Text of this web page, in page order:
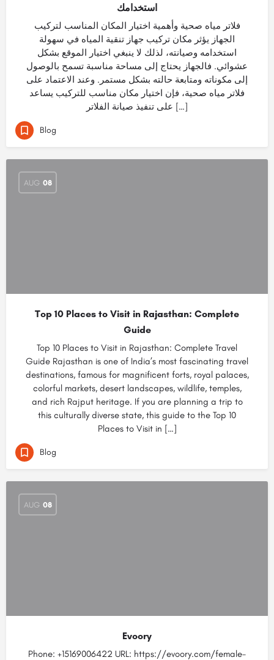
استخدامك
فلاتر مياه صحية وأهمية اختيار المكان المناسب لتركيب
الجهاز يؤثر مكان تركيب جهاز تنقية المياه في سهولة
استخدامه وصيانته، لذلك لا ينبغي اختيار الموقع بشكل
عشوائي. فالجهاز يحتاج إلى مساحة مناسبة تسمح بالوصول
إلى مكوناته ومتابعة حالته بشكل مستمر. وعند الاعتماد على
فلاتر مياه صحية، فإن اختيار مكان مناسب للتركيب يساعد
على تنفيذ صيانة الفلاتر […]
Blog
AUG 08
Top 10 Places to Visit in Rajasthan: Complete
Guide
Top 10 Places to Visit in Rajasthan: Complete Travel
Guide Rajasthan is one of India’s most fascinating travel
destinations, famous for magnificent forts, royal palaces,
colorful markets, desert landscapes, wildlife, temples,
and rich Rajput heritage. If you are planning a trip to
this culturally diverse state, this guide to the Top 10
Places to Visit in […]
Blog
AUG 08
Evoory
Phone: +15169006422 URL: https://evoory.com/female-